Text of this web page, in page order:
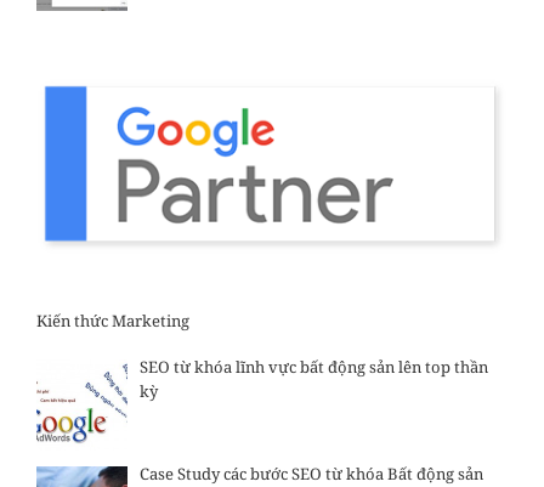
Kiến thức Marketing
SEO từ khóa lĩnh vực bất động sản lên top thần
kỳ
Case Study các bước SEO từ khóa Bất động sản